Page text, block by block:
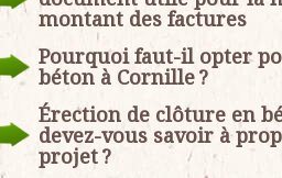
montant des factures
Pourquoi faut-il opter
béton à Cornille ?
Érection de clôture en
devez-vous savoir à
projet ?